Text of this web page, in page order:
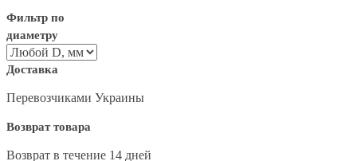
Фильтр по
диаметру
Доставка
Перевозчиками Украины
Возврат товара
Возврат в течение 14 дней